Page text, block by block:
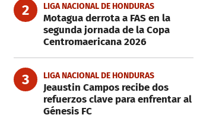
2 LIGA NACIONAL DE HONDURAS
Motagua derrota a FAS en la
segunda jornada de la Copa
Centromaericana 2026
3 LIGA NACIONAL DE HONDURAS
Jeaustin Campos recibe dos
refuerzos clave para enfrentar al
Génesis FC